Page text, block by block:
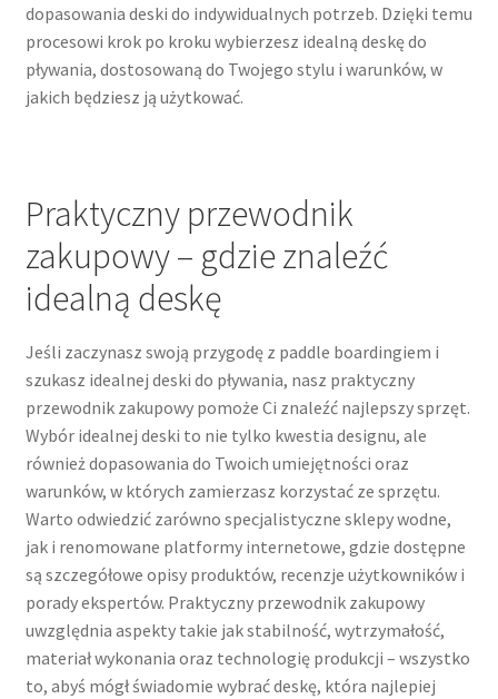
dopasowania deski do indywidualnych potrzeb. Dzięki temu
procesowi krok po kroku wybierzesz idealną deskę do
pływania, dostosowaną do Twojego stylu i warunków, w
jakich będziesz ją użytkować.
Praktyczny przewodnik
zakupowy – gdzie znaleźć
idealną deskę
Jeśli zaczynasz swoją przygodę z paddle boardingiem i
szukasz idealnej deski do pływania, nasz praktyczny
przewodnik zakupowy pomoże Ci znaleźć najlepszy sprzęt.
Wybór idealnej deski to nie tylko kwestia designu, ale
również dopasowania do Twoich umiejętności oraz
warunków, w których zamierzasz korzystać ze sprzętu.
Warto odwiedzić zarówno specjalistyczne sklepy wodne,
jak i renomowane platformy internetowe, gdzie dostępne
są szczegółowe opisy produktów, recenzje użytkowników i
porady ekspertów. Praktyczny przewodnik zakupowy
uwzględnia aspekty takie jak stabilność, wytrzymałość,
materiał wykonania oraz technologię produkcji – wszystko
to, abyś mógł świadomie wybrać deskę, która najlepiej